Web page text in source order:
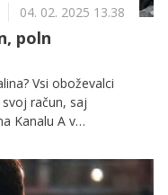
04. 02. 2025 13.38
poln
Vsi oboževalci
račun, saj
Kanalu A v
za vas pripravili